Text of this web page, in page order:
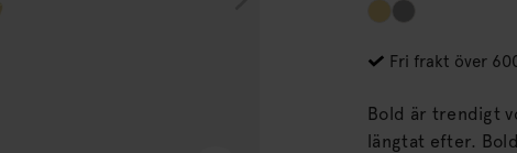
Fri frakt över
Bold är trendigt
längtat efter. Bold, som här är lite större, är dina favoriter alla dagar i